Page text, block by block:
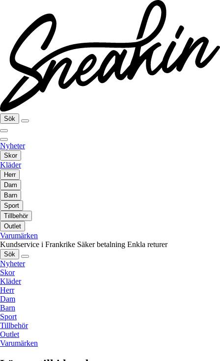
Sök
Nyheter
Skor
Kläder
Herr
Dam
Barn
Sport
Tillbehör
Outlet
Varumärken
Kundservice i Frankrike Säker betalning Enkla returer
Sök
Nyheter
Skor
Kläder
Herr
Dam
Barn
Sport
Tillbehör
Outlet
Varumärken